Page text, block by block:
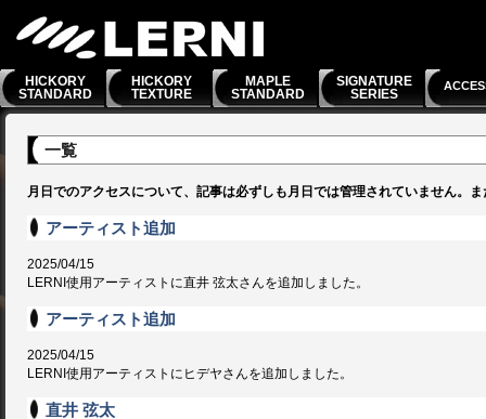
HICKORY
STANDARD
HICKORY
TEXTURE
MAPLE
STANDARD
SIGNATURE
SERIES
一覧
月日でのアクセスについて、記事は必ずしも月日では管理されていません。
アーティスト追加
2025/04/15
LERNI使用アーティストに直井 弦太さんを追加しました。
アーティスト追加
2025/04/15
LERNI使用アーティストにヒデヤさんを追加しました。
直井 弦太